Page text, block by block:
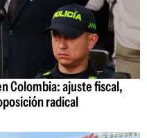
Colombia: ajuste fiscal,
radical